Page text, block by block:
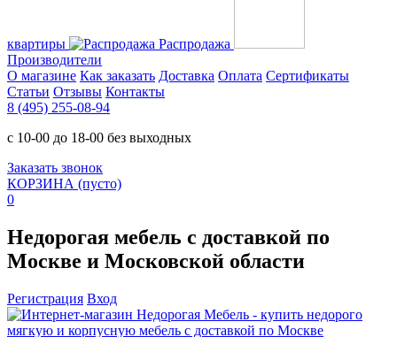
квартиры
Распродажа
Производители
О магазине Как заказать Доставка Оплата Сертификаты
Статьи Отзывы Контакты
8 (495) 255-08-94
с 10-00 до 18-00 без выходных
Заказать звонок
КОРЗИНА (пусто)
0
Недорогая мебель с доставкой по
Москве и Московской области
Регистрация Вход